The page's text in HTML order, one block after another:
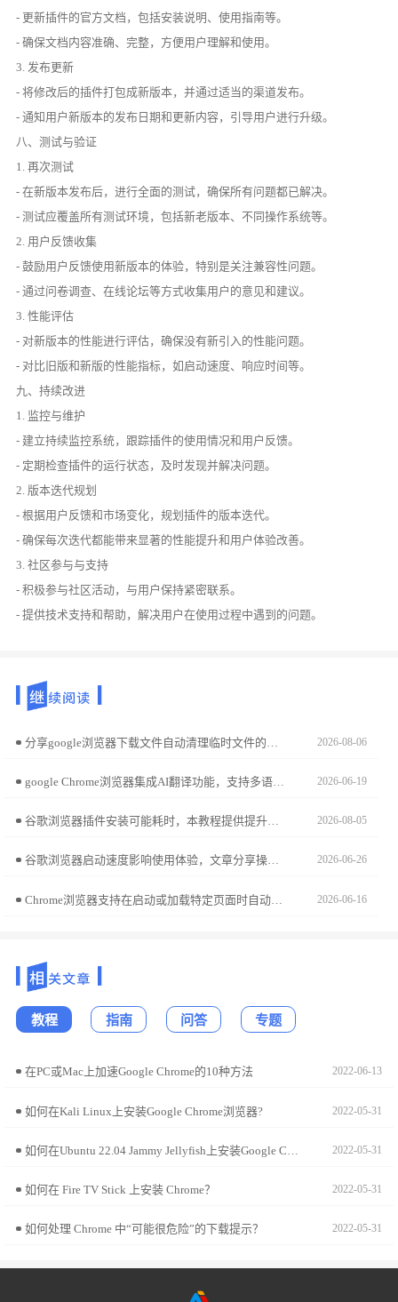
- 更新插件的官方文档，包括安装说明、使用指南等。
- 确保文档内容准确、完整，方便用户理解和使用。
3. 发布更新
- 将修改后的插件打包成新版本，并通过适当的渠道发布。
- 通知用户新版本的发布日期和更新内容，引导用户进行升级。
八、测试与验证
1. 再次测试
- 在新版本发布后，进行全面的测试，确保所有问题都已解决。
- 测试应覆盖所有测试环境，包括新老版本、不同操作系统等。
2. 用户反馈收集
- 鼓励用户反馈使用新版本的体验，特别是关注兼容性问题。
- 通过问卷调查、在线论坛等方式收集用户的意见和建议。
3. 性能评估
- 对新版本的性能进行评估，确保没有新引入的性能问题。
- 对比旧版和新版的性能指标，如启动速度、响应时间等。
九、持续改进
1. 监控与维护
- 建立持续监控系统，跟踪插件的使用情况和用户反馈。
- 定期检查插件的运行状态，及时发现并解决问题。
2. 版本迭代规划
- 根据用户反馈和市场变化，规划插件的版本迭代。
- 确保每次迭代都能带来显著的性能提升和用户体验改善。
3. 社区参与与支持
- 积极参与社区活动，与用户保持紧密联系。
- 提供技术支持和帮助，解决用户在使用过程中遇到的问题。
2026-08-06
google Chrome浏览器集成AI翻译功能，支持多语言智能翻译。技巧分享帮助用户轻松跨语言交流。 2026-06-19
谷歌浏览器插件安装可能耗时，本教程提供提升安装速度的方法和技巧，帮助用户快速部署扩展，提高浏览器功能使用效率。 2026-08-05
谷歌浏览器启动速度影响使用体验，文章分享操作经验，包括启动项管理、缓存优化及性能设置技巧，让用户体验更快的浏览器启动效果。 2026-06-26
Chrome浏览器支持在启动或加载特定页面时自动将焦点定位于关键输入域。通过配置聚焦策略，用户可直接进入交互状态，无需手动切换光标，提升办公流程顺畅度。 2026-06-16
教程 指南 问答 专题
在PC或Mac上加速Google Chrome的10种方法 2022-06-13
如何在Kali Linux上安装Google Chrome浏览器? 2022-05-31
2022-05-31
如何在 Fire TV Stick 上安装 Chrome？ 2022-05-31
如何处理 Chrome 中“可能很危险”的下载提示？ 2022-05-31